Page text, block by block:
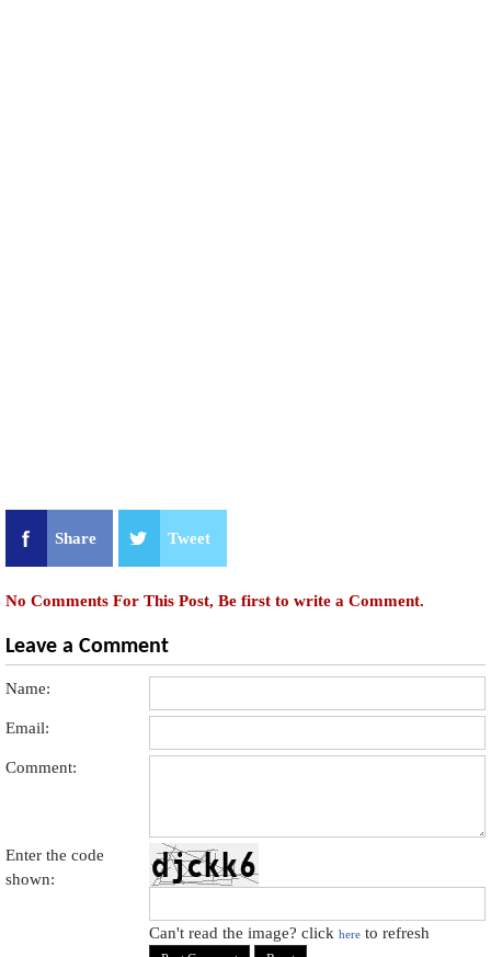
Share Tweet
No Comments For This Post, Be first to write a Comment.
Leave a Comment
Name:
Email:
Comment:
Enter the code
shown:
Can't read the image? clickhere to refresh